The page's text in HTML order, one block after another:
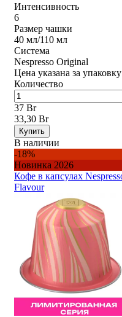
Интенсивность
6
Размер чашки
40 мл/110 мл
Система
Nespresso Original
Цена указана за упаковку
Количество
37 Br
33,30 Br
Купить
В наличии
-18%
Новинка 2026
Кофе в капсулах
Flavour